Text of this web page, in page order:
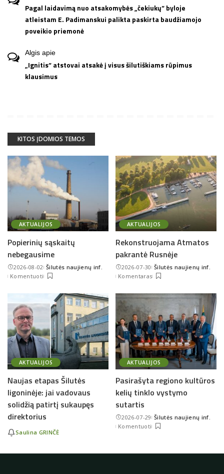
Pagal laidavimą nuo atsakomybės „čekiukų“ byloje
atleistam E. Padimanskui palikta paskirta baudžiamojo
poveikio priemonė
Algis apie
„Ignitis“ atstovai atsakė į visus šilutiškiams rūpimus
klausimus
KITOS ĮDOMIOS TEMOS
AKTUALIJOS
Popierinių sąskaitų
nebegausime
2026-08-02Posted
by
Šilutės naujienų inf.
Komentuoti
AKTUALIJOS
Rekonstruojama Atmatos
pakrantė Rusnėje
2026-07-30Posted
by
Šilutės naujienų inf.
Komentaras
AKTUALIJOS
Naujas etapas Šilutės
ligoninėje: jai vadovaus
solidžią patirtį sukaupęs
direktorius
Saulina GRINČĖ
AKTUALIJOS
Pasirašyta regiono kultūros
kelių tinklo vystymo
sutartis
2026-07-29Posted
by
Šilutės naujienų inf.
Komentuoti